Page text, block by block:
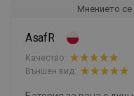
Мнението се
AsafR
Качество:
Външен вид: